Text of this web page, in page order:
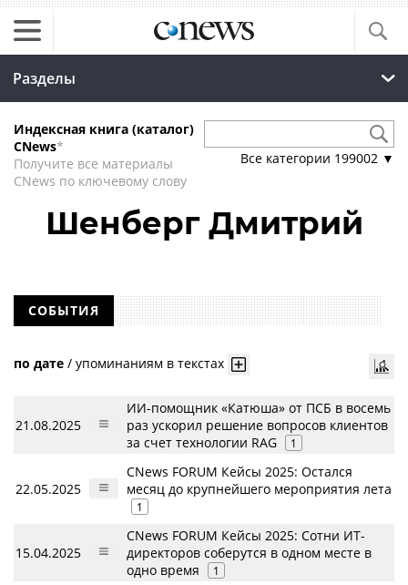
Разделы
Индексная книга (каталог)
CNews*
Получите все материалы
CNews по ключевому слову
Все категории 199002 ▼
Шенберг Дмитрий
СОБЫТИЯ
по дате / упоминаниям в текстах
21.08.2025
ИИ-помощник «Катюша» от ПСБ в восемь
раз ускорил решение вопросов клиентов
за счет технологии RAG
1
22.05.2025
CNews FORUM Кейсы 2025: Остался
месяц до крупнейшего мероприятия лета
1
15.04.2025
CNews FORUM Кейсы 2025: Сотни ИТ-
директоров соберутся в одном месте в
одно время
1